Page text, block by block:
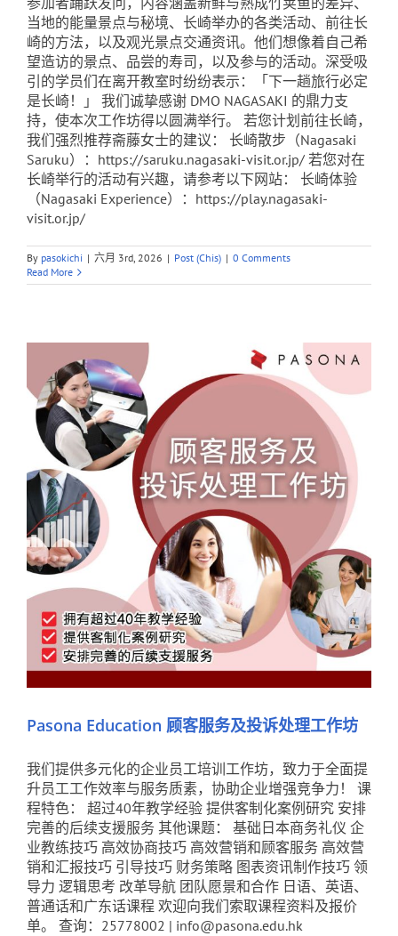
当地的能量景点与秘境、长崎举办的各类活动、前往长
崎的方法，以及观光景点交通资讯。他们想像着自己希
望造访的景点、品尝的寿司，以及参与的活动。深受吸
引的学员们在离开教室时纷纷表示：「下一趟旅行必定
是长崎！」 我们诚挚感谢 DMO NAGASAKI 的鼎力支
持，使本次工作坊得以圆满举行。 若您计划前往长崎，
我们强烈推荐斋藤女士的建议： 长崎散步（Nagasaki
Saruku）：https://saruku.nagasaki-visit.or.jp/ 若您对在
长崎举行的活动有兴趣，请参考以下网站： 长崎体验
（Nagasaki Experience）：https://play.nagasaki-
visit.or.jp/
By pasokichi | 六月 3rd, 2026 | Post (Chis) | 0 Comments
Read More
Pasona Education 顾客服务及投诉处理工作坊
我们提供多元化的企业员工培训工作坊，致力于全面提
升员工工作效率与服务质素，协助企业增强竞争力！ 课
程特色： 超过40年教学经验 提供客制化案例研究 安排
完善的后续支援服务 其他课题： 基础日本商务礼仪 企
业教练技巧 高效协商技巧 高效营销和顾客服务 高效营
销和汇报技巧 引导技巧 财务策略 图表资讯制作技巧 领
导力 逻辑思考 改革导航 团队愿景和合作 日语、英语、
普通话和广东话课程 欢迎向我们索取课程资料及报价
单。 查询：25778002 | info@pasona.edu.hk